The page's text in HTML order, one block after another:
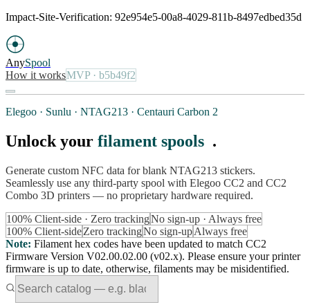
Impact-Site-Verification: 92e954e5-00a8-4029-811b-8497edbed35d
AnySpool
How it worksMVP· b5b49f2
Elegoo · Sunlu · NTAG213 · Centauri Carbon 2
Unlock your filament spools .
Generate custom NFC data for blank NTAG213 stickers.
Seamlessly use any third-party spool with Elegoo CC2 and CC2
Combo 3D printers — no proprietary hardware required.
100% Client-side · Zero trackingNo sign-up · Always free
100% Client-sideZero trackingNo sign-upAlways free
Note: Filament hex codes have been updated to match CC2
Firmware Version V02.00.02.00 (v02.x). Please ensure your printer
firmware is up to date, otherwise, filaments may be misidentified.